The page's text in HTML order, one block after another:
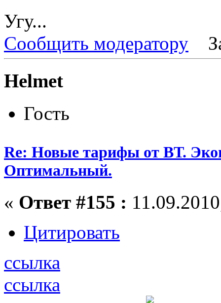
Угу...
Сообщить модератору
Helmet
Гость
Re: Новые тарифы от ВТ.
Оптимальный.
« Ответ #155 :
Цитировать
ссылка
ссылка